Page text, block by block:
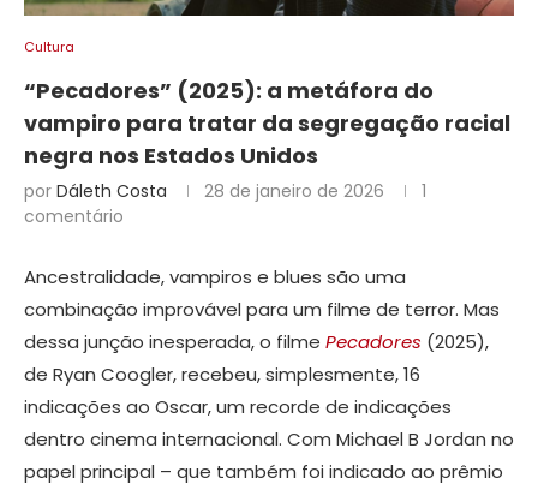
Cultura
“Pecadores” (2025): a metáfora do
vampiro para tratar da segregação racial
negra nos Estados Unidos
por Dáleth Costa 28 de janeiro de 2026
1
comentário
Ancestralidade, vampiros e blues são uma
combinação improvável para um filme de terror. Mas
dessa junção inesperada, o filme Pecadores (2025),
de Ryan Coogler, recebeu, simplesmente, 16
indicações ao Oscar, um recorde de indicações
dentro cinema internacional. Com Michael B Jordan no
papel principal – que também foi indicado ao prêmio